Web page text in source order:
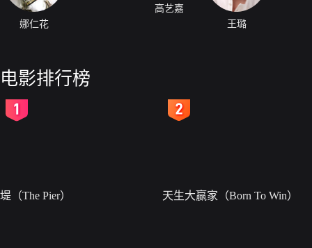
娜仁花
高艺嘉
王璐
电影排行榜
堤（The Pier） 天生大赢家（Born To Win）